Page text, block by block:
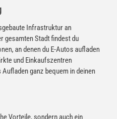
Infrastruktur an
gesamten Stadt findest du
an denen du E-Autos aufladen
und Einkaufszentren
ganz bequem in deinen
Vorteile, sondern auch ein